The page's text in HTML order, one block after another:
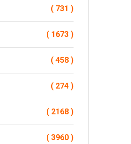
( 731 )
( 1673 )
( 458 )
( 274 )
( 2168 )
( 3960 )